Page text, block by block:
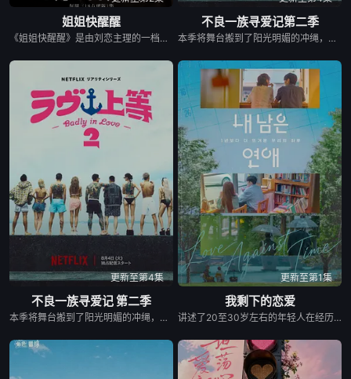
姐姐快醒醒
《姐姐快醒醒》是由刘恋主理的一档女性向视频播客节目，每期邀请一位有故事女性嘉宾来到刘恋家中，展开轻松、真实的朋友式对谈。节目围绕成长、关系、职场、情绪与人生选择等话题，呈现不同女性在聚光灯之外鲜活、有共鸣的一面。
不良一族寻爱记第二季
本季将舞台搬到了阳光明媚的冲绳，来自日本各地的暴走族与不良男女齐聚新学校。他们将带着各自复杂的过去在海边展开共同生活，不仅直面碰撞的火花与羁绊，也在真挚的恋爱中寻求“人生重启”的蜕变。
更新至第4集
不良一族寻爱记 第二季
本季将舞台搬到了阳光明媚的冲绳，来自日本各地的暴走族与不良男女齐聚新学校。他们将带着各自复杂的过去在海边展开共同生活，不仅直面碰撞的火花与羁绊，也在真挚的恋爱中寻求“人生重启”的蜕变。
更新至第1集
我剩下的恋爱
讲述了20至30岁左右的年轻人在经历人生终点后，寻找真爱的故事。